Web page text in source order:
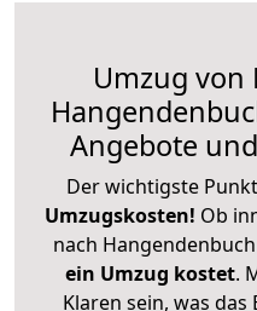
Umzug von
Angebote
Der wichtigste
Umzugskosten! Ob
nach
ein Umzug kostet.
Klaren sein, was